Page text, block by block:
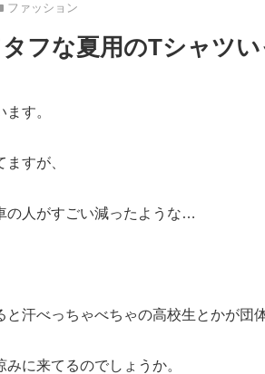
ファッション
フな夏用のTシャツい
す。
すが、
の人がすごい減ったような…
と汗べっちゃべちゃの高校生とかが団
みに来てるのでしょうか。